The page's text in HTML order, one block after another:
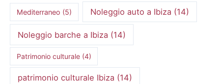
Mediterraneo (5) Noleggio auto a Ibiza (14)
Noleggio barche a Ibiza (14)
Patrimonio culturale(4)
patrimonio culturale Ibiza (14)